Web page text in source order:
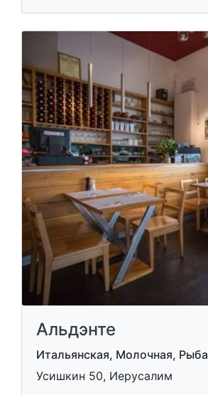
Альдэнте
Итальянская, Молочная, Рыба
Усишкин 50, Иерусалим